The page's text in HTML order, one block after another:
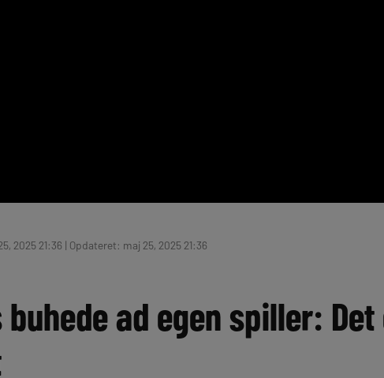
2025 21:36 | Opdateret: maj 25, 2025 21:36
buhede ad egen spiller: